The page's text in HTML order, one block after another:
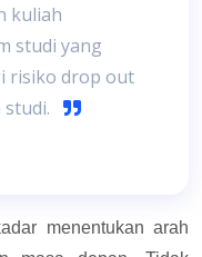
kuliah
studi yang
risiko drop out
menentukan arah